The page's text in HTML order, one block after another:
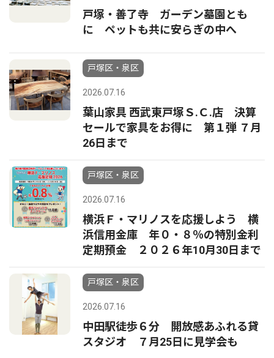
戸塚・善了寺 ガーデン墓園とも
に ペットも共に安らぎの中へ
戸塚区・泉区
2026.07.16
葉山家具 西武東戸塚Ｓ.Ｃ.店 決算
セールで家具をお得に 第１弾 ７月
26日まで
戸塚区・泉区
2026.07.16
横浜Ｆ・マリノスを応援しよう 横
浜信用金庫 年０・８％の特別金利
定期預金 ２０２６年10月30日まで
戸塚区・泉区
2026.07.16
中田駅徒歩６分 開放感あふれる貸
スタジオ ７月25日に見学会も